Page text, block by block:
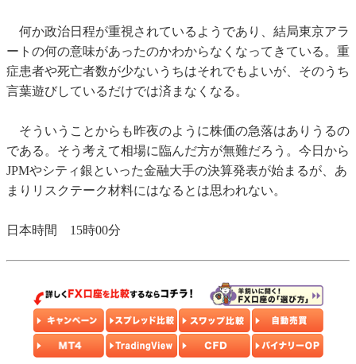
何か政治日程が重視されているようであり、結局東京アラ
ートの何の意味があったのかわからなくなってきている。重
症患者や死亡者数が少ないうちはそれでもよいが、そのうち
言葉遊びしているだけでは済まなくなる。
そういうことからも昨夜のように株価の急落はありうるの
である。そう考えて相場に臨んだ方が無難だろう。今日から
JPMやシティ銀といった金融大手の決算発表が始まるが、あ
まりリスクテーク材料にはなるとは思われない。
日本時間 15時00分